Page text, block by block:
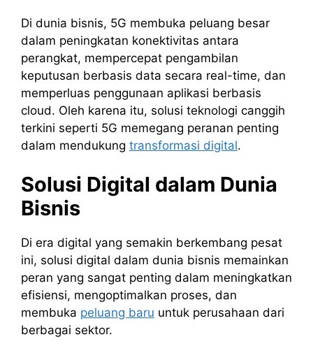
Di dunia bisnis, 5G membuka peluang besar
dalam peningkatan konektivitas antara
perangkat, mempercepat pengambilan
keputusan berbasis data secara real-time, dan
memperluas penggunaan aplikasi berbasis
cloud. Oleh karena itu, solusi teknologi canggih
terkini seperti 5G memegang peranan penting
dalam mendukung transformasi digital.
Solusi Digital dalam Dunia
Bisnis
Di era digital yang semakin berkembang pesat
ini, solusi digital dalam dunia bisnis memainkan
peran yang sangat penting dalam meningkatkan
efisiensi, mengoptimalkan proses, dan
membuka peluang baru untuk perusahaan dari
berbagai sektor.